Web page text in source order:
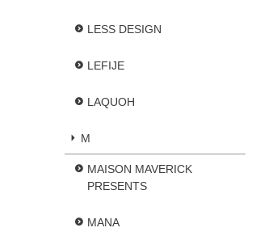
LESS DESIGN
LEFIJE
LAQUOH
M
MAISON MAVERICK
PRESENTS
MANA